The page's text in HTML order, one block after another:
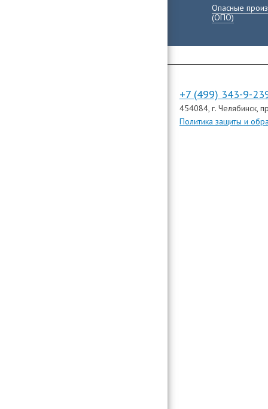
Опасные
(ОПО)
+7 (499) 343-9-
454084, г. Челябинск,
Политика защиты и